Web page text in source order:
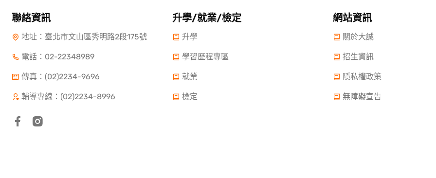
聯絡資訊
地址：臺北市文山區秀明路2段175號
電話： 02-22348989
傳真：(02)2234-9696
輔導專線：(02)2234-8996
升學/就業/檢定
升學
學習歷程專區
就業
檢定
網站資訊
關於大誠
招生資訊
隱私權政策
無障礙宣告